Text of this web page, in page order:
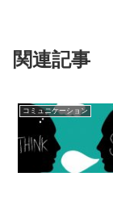
関連記事
コミュニケーション